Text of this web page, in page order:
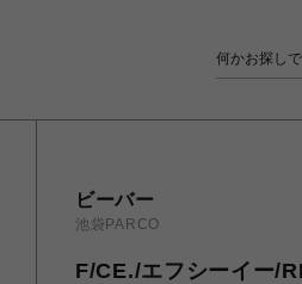
ビーバー
池袋PARCO
F/CE./エフシーイー/